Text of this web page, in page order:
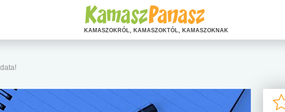
KAMASZOKRÓL, KAMASZOKTÓL, KAMASZOKNAK